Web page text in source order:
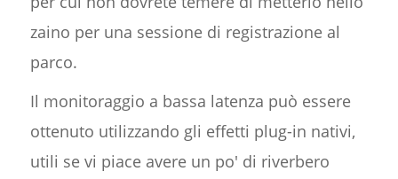
zaino per una sessione di registrazione al
parco.
Il monitoraggio a bassa latenza può essere
ottenuto utilizzando gli effetti plug-in nativi,
utili se vi piace avere un po' di riverbero